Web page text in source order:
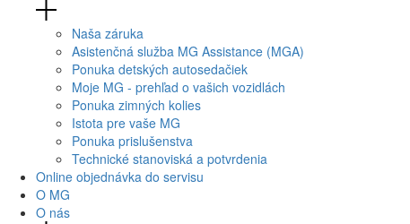
Naša záruka
Asistenčná služba MG Assistance (MGA)
Ponuka detských autosedačiek
Moje MG - prehľad o vašich vozidlách
Ponuka zimných kolies
Istota pre vaše MG
Ponuka prislušenstva
Technické stanoviská a potvrdenia
Online objednávka do servisu
O MG
O nás